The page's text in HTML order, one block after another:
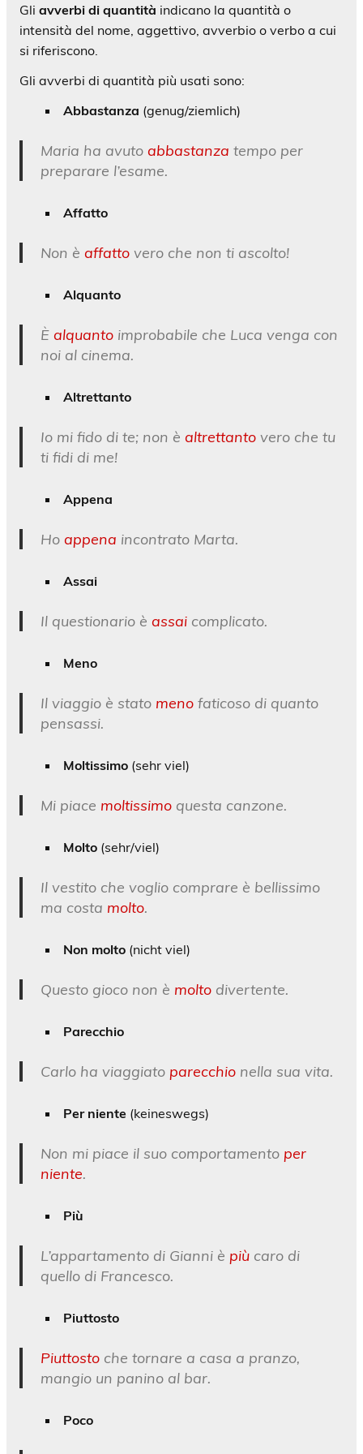
Gli avverbi di quantità indicano la quantità o
intensità del nome, aggettivo, avverbio o verbo a cui
si riferiscono.
Gli avverbi di quantità più usati sono:
Abbastanza (genug/ziemlich)
Maria ha avutoabbastanzatempo per
preparare l’esame.
Affatto
Non èaffattovero che non ti ascolto!
Alquanto
Èalquanto improbabile che Luca venga con
noi al cinema.
Altrettanto
Io mi fido di te; non èaltrettanto vero che tu
ti fidi di me!
Appena
Hoappena incontrato Marta.
Assai
Il questionario èassai complicato.
Meno
Il viaggio è stato menofaticoso di quanto
pensassi.
Moltissimo (sehr viel)
Mi piace moltissimo questa canzone.
Molto (sehr/viel)
Il vestito che voglio comprare è bellissimo
ma costa molto.
Non molto (nicht viel)
Questo gioco non è molto divertente.
Parecchio
Carlo ha viaggiato parecchio nella sua vita.
Per niente (keineswegs)
Non mi piace il suo comportamento per
niente.
Più
L’appartamento di Gianni è più caro di
quello di Francesco.
Piuttosto
Piuttosto che tornare a casa a pranzo,
mangio un panino al bar.
Poco